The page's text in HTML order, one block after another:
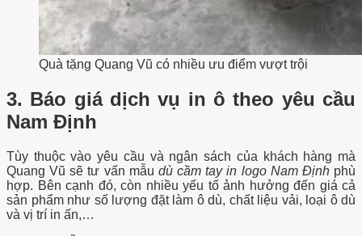
Quà tặng Quang Vũ có nhiều ưu điểm vượt trội
3. Báo giá dịch vụ in ô theo yêu cầu
Nam Định
Tùy thuộc vào yêu cầu và ngân sách của khách hàng mà
Quang Vũ sẽ tư vấn mẫu dù cầm tay in logo Nam Địnhphù
hợp. Bên cạnh đó, còn nhiều yếu tố ảnh hưởng đến giá cả
sản phẩm như số lượng đặt làm ô dù, chất liệu vải, loại ô dù
và vị trí in ấn,…